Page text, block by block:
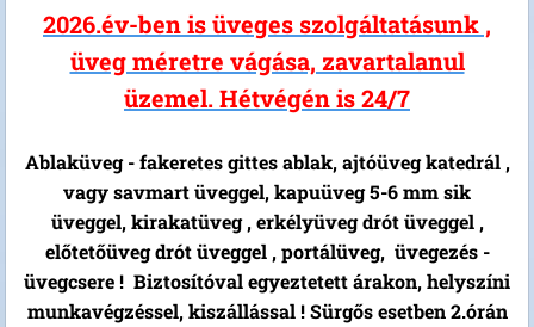
2026.év-ben is üveges szolgáltatásunk ,
üveg méretre vágása, zavartalanul
üzemel. Hétvégén is 24/7
Ablaküveg - fakeretes gittes ablak, ajtóüveg katedrál ,
vagy savmart üveggel, kapuüveg 5-6 mm sik
üveggel, kirakatüveg , erkélyüveg drót üveggel ,
előtetőüveg drót üveggel , portálüveg, üvegezés -
üvegcsere ! Biztosítóval egyeztetett árakon, helyszíni
munkavégzéssel, kiszállással ! Sürgős esetben 2.órán